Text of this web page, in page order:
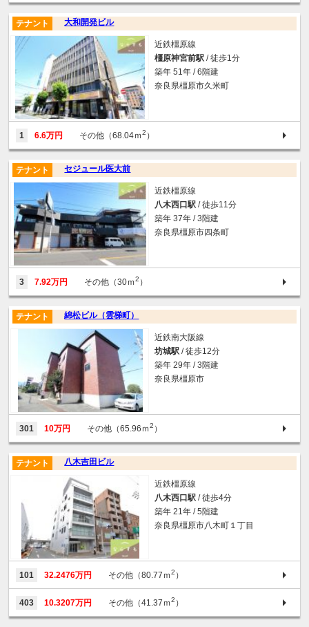
大和開発ビル
テナント
近鉄橿原線
橿原神宮前駅 / 徒歩1分
築年 51年 / 6階建
奈良県橿原市久米町
1 6.6万円 その他（68.04ｍ2 ）
セジュール医大前
テナント
近鉄橿原線
八木西口駅 / 徒歩11分
築年 37年 / 3階建
奈良県橿原市四条町
3 7.92万円 その他（30ｍ2 ）
綿松ビル（雲梯町）
テナント
近鉄南大阪線
坊城駅 / 徒歩12分
築年 29年 / 3階建
奈良県橿原市
301 10万円 その他（65.96ｍ2 ）
八木吉田ビル
テナント
近鉄橿原線
八木西口駅 / 徒歩4分
築年 21年 / 5階建
奈良県橿原市八木町１丁目
101 32.2476万円 その他（80.77ｍ2 ）
403 10.3207万円 その他（41.37ｍ2 ）